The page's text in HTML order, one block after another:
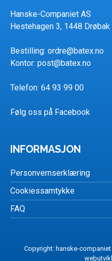
Hanske-Companiet AS
Hestehagen 3, 1448 Drøbak
Bestilling: ordre@batex.no
Kontor: post@batex.no
Telefon: 64 93 99 00
Følg oss på Facebook
INFORMASJON
Personvernserklæring
Cookiessamtykke
FAQ
Copyright: hanske-